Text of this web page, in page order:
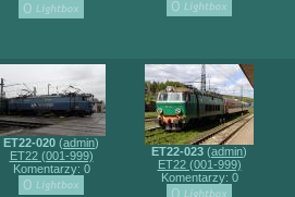
ET22-020 (admin)
ET22 (001-999)
Komentarzy: 0
ET22-023 (admin)
ET22 (001-999)
Komentarzy: 0